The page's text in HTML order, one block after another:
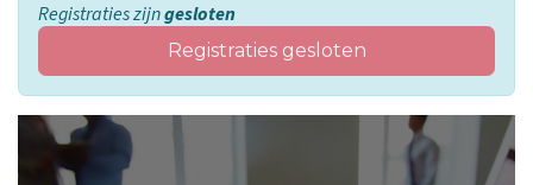
Registraties zijngesloten
Registraties gesloten